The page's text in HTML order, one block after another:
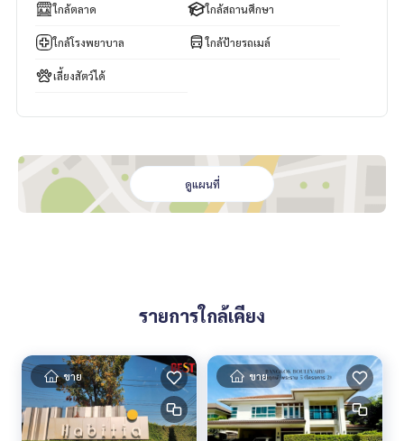
___________________________
แม็กซ์088-141-1555
www.bestpropertycenter.com
#BestPropertyCenter #นายหน้ามืออาชีพ #นักปิดการขาย #ผู้
เชี่ยวชายงานขายอสังหาริมทรัพย์ #ที่ปรึกษาด้านงานอสังหาริมท
รัพย์ #ทาวน์เฮ้าส์พระราม5 #พระราม5 #ซอยวัดกำแพง #ซอยพิ
บูลสงคราม22 #ทาวน์เฮ้าส์ใกล้7-11 #ทาวน์เฮ้าส์ใกล้ทางด่วน #ท
ใกล้ตลาด ใกล้สถานศึกษา
ใกล้โรงพยาบาล ใกล้ป้ายรถเมล์
เลี้ยงสัตว์ได้
ดูแผนที่
รายการใกล้เคียง
ขาย ขาย